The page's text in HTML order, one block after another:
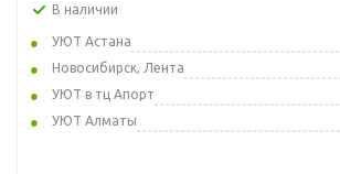
В наличии
УЮТ Астана
Новосибирск, Лента
УЮТ в тц Апорт
УЮТ Алматы